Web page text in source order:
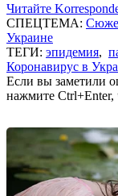
Читайте
СПЕЦТЕМА:
Украине
ТЕГИ: эпидемия,
Коронавирус в
Если вы заметили
нажмите Ctrl+Enter,